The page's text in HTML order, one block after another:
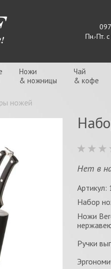
Пн.-Пт.
Ножи
& ножницы
Чай
& кофе
ножей
Нет в
Артикул:
Набор
Ножи
Ручки